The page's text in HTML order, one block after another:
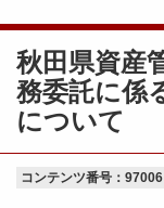
秋田県資産
務委託に係
について
コンテンツ番号：97006